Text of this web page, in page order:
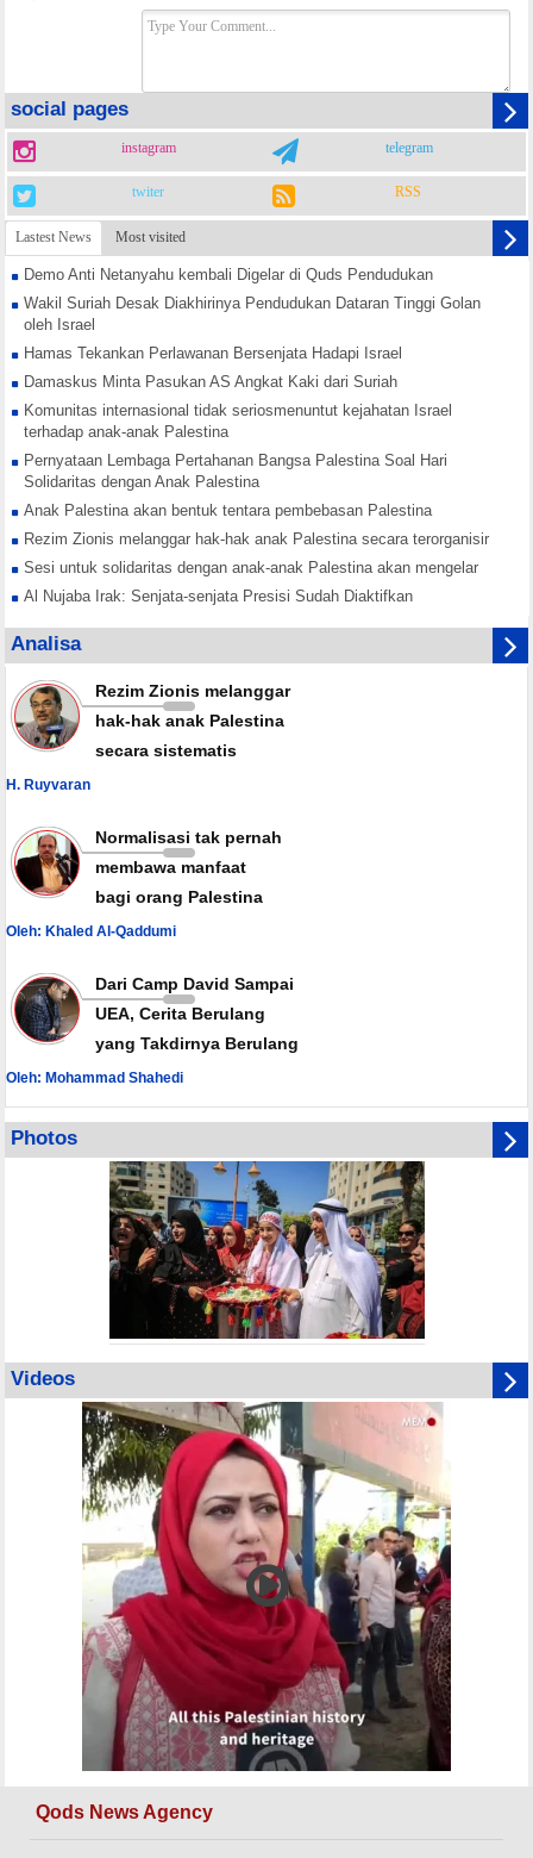
social pages
instagram telegram
twiter RSS
Lastest News Most visited
Demo Anti Netanyahu kembali Digelar di Quds Pendudukan
Wakil Suriah Desak Diakhirinya Pendudukan Dataran Tinggi Golan
oleh Israel
Hamas Tekankan Perlawanan Bersenjata Hadapi Israel
Damaskus Minta Pasukan AS Angkat Kaki dari Suriah
Komunitas internasional tidak seriosmenuntut kejahatan Israel
terhadap anak-anak Palestina
Pernyataan Lembaga Pertahanan Bangsa Palestina Soal Hari
Solidaritas dengan Anak Palestina
Anak Palestina akan bentuk tentara pembebasan Palestina
Rezim Zionis melanggar hak-hak anak Palestina secara terorganisir
Sesi untuk solidaritas dengan anak-anak Palestina akan mengelar
Al Nujaba Irak: Senjata-senjata Presisi Sudah Diaktifkan
Hamas Tekankan Rekonsiliasi Nasional Lawan Konspirasi Israel
Yordania Buka Jalur Perdagangan dengan Suriah
Analisa
Rezim Zionis melanggar
hak-hak anak Palestina
secara sistematis
H. Ruyvaran
Normalisasi tak pernah
membawa manfaat
bagi orang Palestina
Oleh: Khaled Al-Qaddumi
Dari Camp David Sampai
UEA, Cerita Berulang
yang Takdirnya Berulang
Oleh: Mohammad Shahedi
Photos
Videos
Qods News Agency